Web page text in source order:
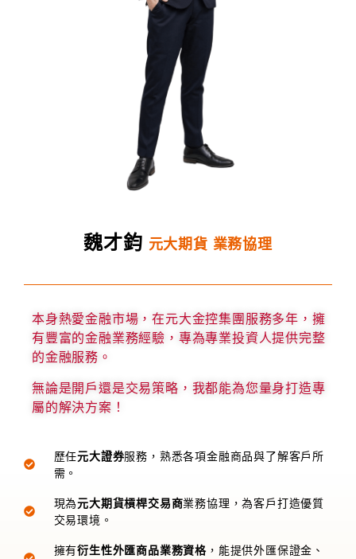
魏才鈞 元大期貨 業務協理
本身熱愛金融市場，在元大金控集團服務多年，擁
有豐富的金融業務經驗，專為專業投資人提供完整
的金融服務。
無論是開戶還是交易策略，我都能為您量身打造專
屬的解決方案！
歷任元大證券服務，熟悉各項金融商品與了解客戶所
需。
現為元大期貨槓桿交易商業務協理，為客戶打造優質
交易環境。
擁有衍生性外匯商品業務資格，能提供外匯保證金、